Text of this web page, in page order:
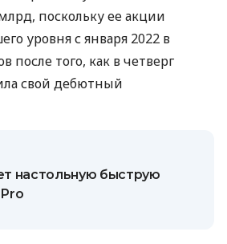
поскольку ее акции
уровня с января 2022 в
после того, как в четверг
свой дебютный
настольную быструю